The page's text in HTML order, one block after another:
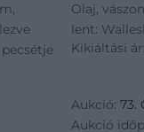
Olaj,
lent:
Kikiáltási ár:
Aukció:73.
Aukció